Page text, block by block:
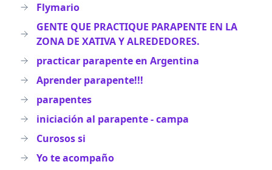
Flymario
GENTE QUE PRACTIQUE PARAPENTE EN LA
ZONA DE XATIVA Y ALREDEDORES.
practicar parapente en Argentina
Aprender parapente!!!
parapentes
iniciación al parapente - campa
Curosos si
Yo te acompaño